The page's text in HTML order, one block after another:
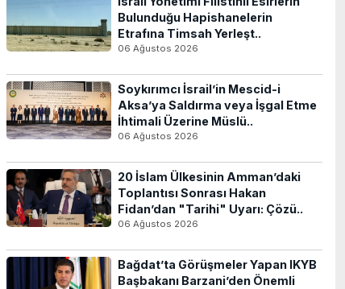
Bulunduğu Hapishanelerin
Etrafına Timsah Yerleşt..
06 Ağustos 2026
Soykırımcı İsrail’in Mescid-i
Aksa’ya Saldırma veya İşgal Etme
İhtimali Üzerine Müslü..
06 Ağustos 2026
20 İslam Ülkesinin Amman’daki
Toplantısı Sonrası Hakan
Fidan’dan "Tarihi" Uyarı: Çözü..
06 Ağustos 2026
Bağdat’ta Görüşmeler Yapan IKYB
Başbakanı Barzani’den Önemli